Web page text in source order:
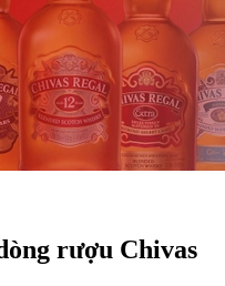
rượu Chivas